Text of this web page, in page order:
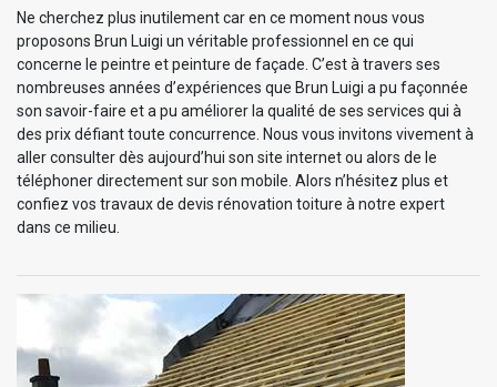
Ne cherchez plus inutilement car en ce moment nous vous
proposons Brun Luigi un véritable professionnel en ce qui
concerne le peintre et peinture de façade. C’est à travers ses
nombreuses années d’expériences que Brun Luigi a pu façonnée
son savoir-faire et a pu améliorer la qualité de ses services qui à
des prix défiant toute concurrence. Nous vous invitons vivement à
aller consulter dès aujourd’hui son site internet ou alors de le
téléphoner directement sur son mobile. Alors n’hésitez plus et
confiez vos travaux de devis rénovation toiture à notre expert
dans ce milieu.